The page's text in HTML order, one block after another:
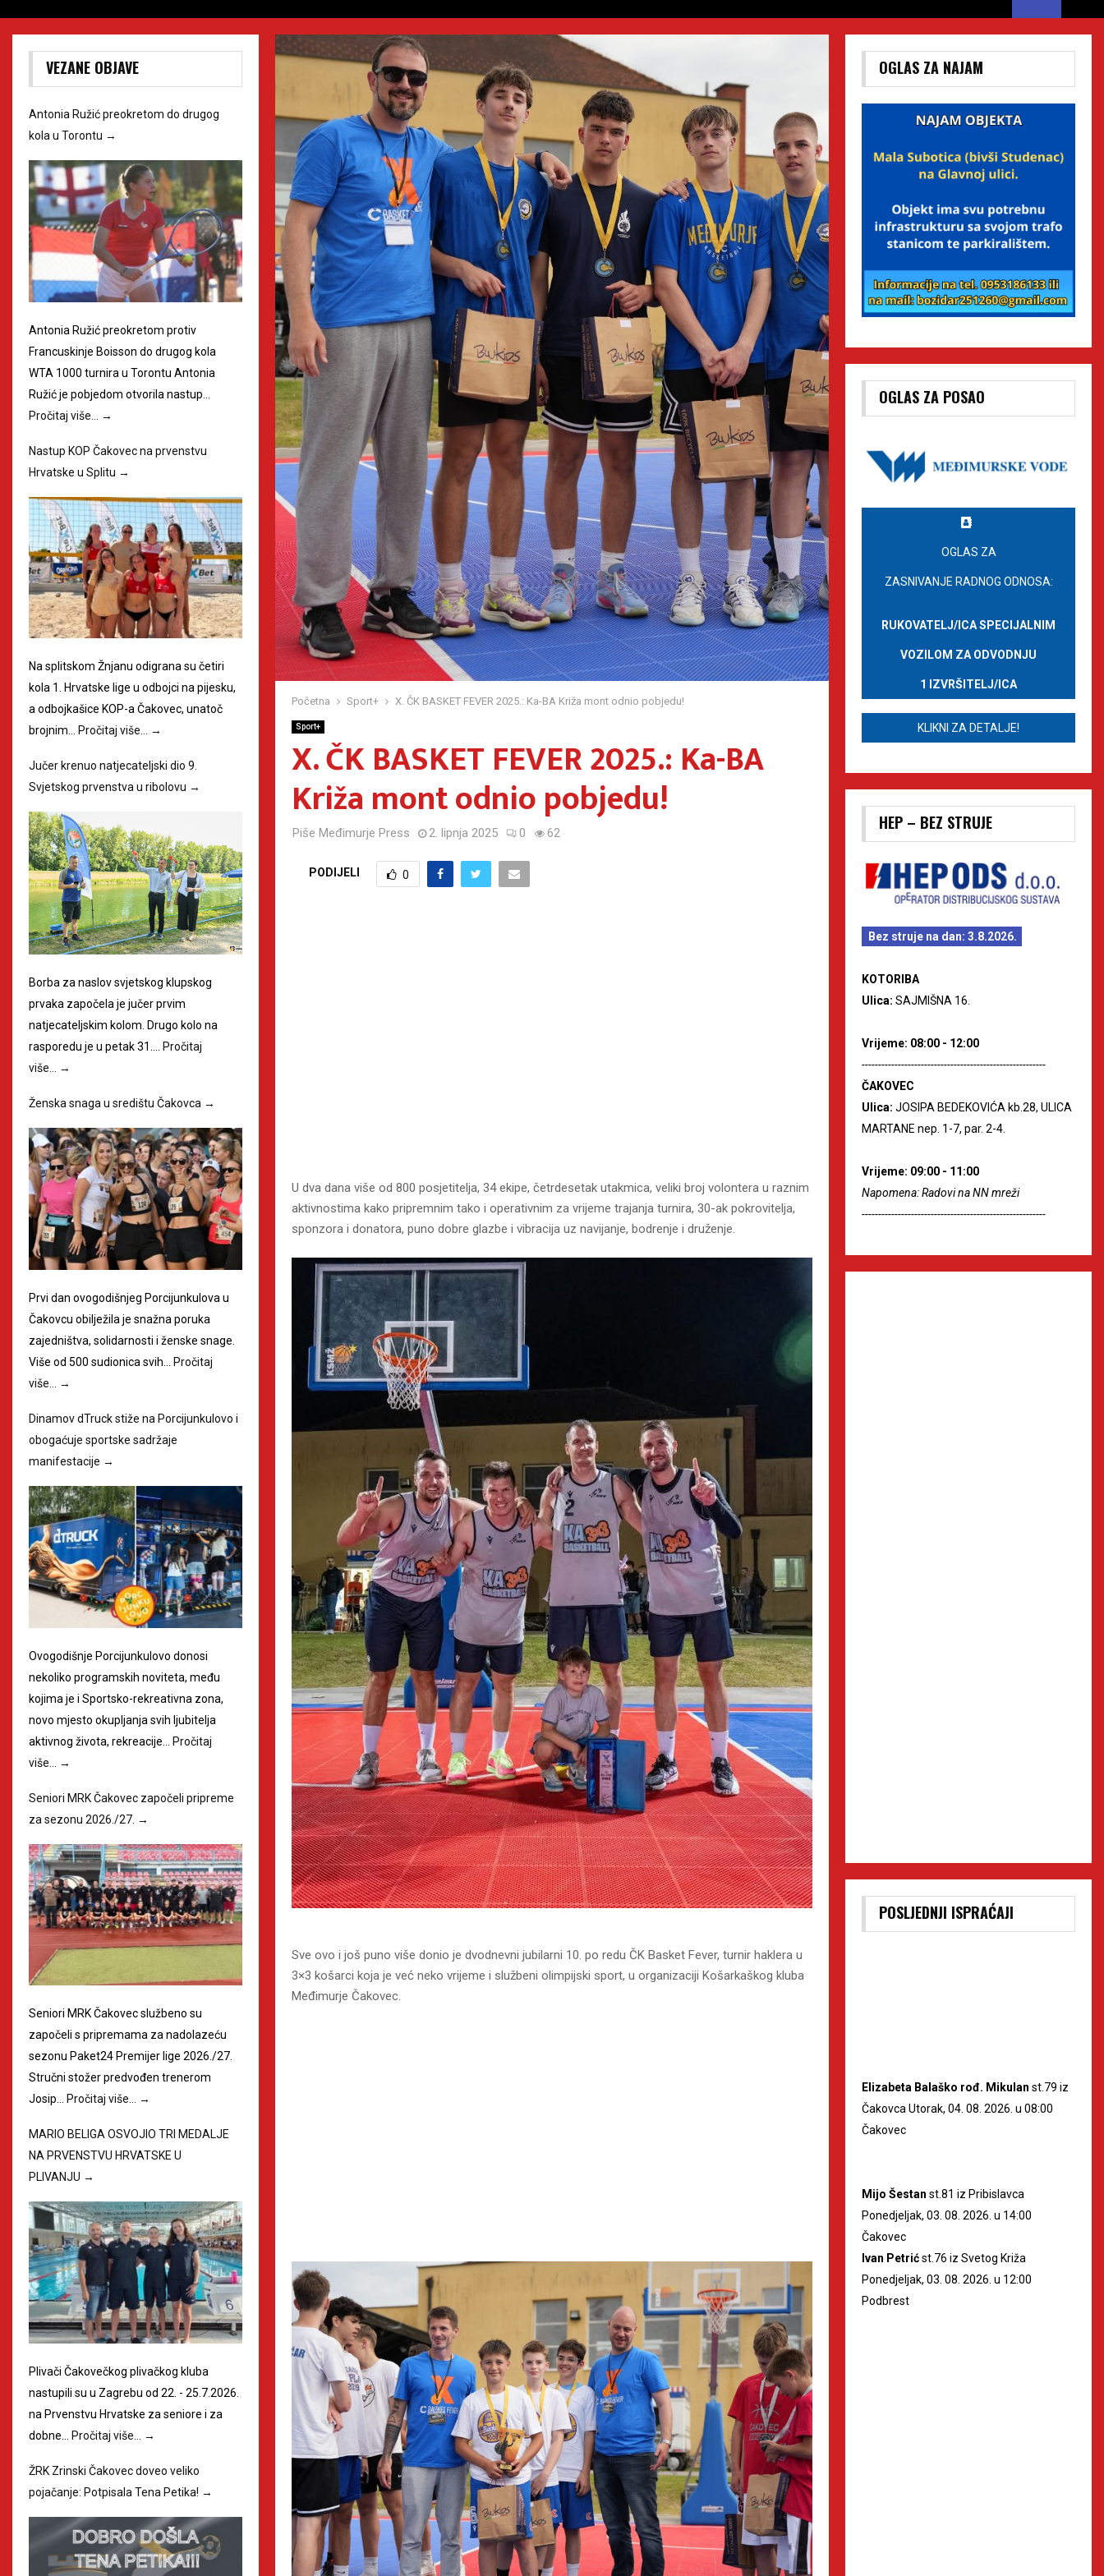
Početna Sport+ X. ČK BASKET FEVER 2025.: Ka-BA Križa mont odnio pobjedu!
Sport+
X. ČK BASKET FEVER 2025.: Ka-BA
Križa mont odnio pobjedu!
Piše Međimurje Press 2. lipnja 2025 0 62
PODIJELI 0
U dva dana više od 800 posjetitelja, 34 ekipe, četrdesetak utakmica, veliki broj volontera u raznim
aktivnostima kako pripremnim tako i operativnim za vrijeme trajanja turnira, 30-ak pokrovitelja,
sponzora i donatora, puno dobre glazbe i vibracija uz navijanje, bodrenje i druženje.
Sve ovo i još puno više donio je dvodnevni jubilarni 10. po redu ČK Basket Fever, turnir haklera u
3×3 košarci koja je već neko vrijeme i službeni olimpijski sport, u organizaciji Košarkaškog kluba
Međimurje Čakovec.
VEZANE OBJAVE
Antonia Ružić preokretom do drugog
kola u Torontu →
Antonia Ružić preokretom protiv
Francuskinje Boisson do drugog kola
WTA 1000 turnira u Torontu Antonia
Ružić je pobjedom otvorila nastup…
Pročitaj više…
→
Nastup KOP Čakovec na prvenstvu
Hrvatske u Splitu →
Na splitskom Žnjanu odigrana su četiri
kola 1. Hrvatske lige u odbojci na pijesku,
a odbojkašice KOP-a Čakovec, unatoč
brojnim… Pročitaj više… →
Jučer krenuo natjecateljski dio 9.
Svjetskog prvenstva u ribolovu →
Borba za naslov svjetskog klupskog
prvaka započela je jučer prvim
natjecateljskim kolom. Drugo kolo na
rasporedu je u petak 31.…
Pročitaj
više…
→
Ženska snaga u središtu Čakovca →
Prvi dan ovogodišnjeg Porcijunkulova u
Čakovcu obilježila je snažna poruka
zajedništva, solidarnosti i ženske snage.
Više od 500 sudionica svih…
Pročitaj
više…
→
Dinamov dTruck stiže na Porcijunkulovo i
obogaćuje sportske sadržaje
manifestacije →
Ovogodišnje Porcijunkulovo donosi
nekoliko programskih noviteta, među
kojima je i Sportsko-rekreativna zona,
novo mjesto okupljanja svih ljubitelja
aktivnog života, rekreacije…
Pročitaj
više…
→
Seniori MRK Čakovec započeli pripreme
za sezonu 2026./27. →
Seniori MRK Čakovec službeno su
započeli s pripremama za nadolazeću
sezonu Paket24 Premijer lige 2026./27.
Stručni stožer predvođen trenerom
Josip… Pročitaj više… →
MARIO BELIGA OSVOJIO TRI MEDALJE
NA PRVENSTVU HRVATSKE U
PLIVANJU →
Plivači Čakovečkog plivačkog kluba
nastupili su u Zagrebu od 22. - 25.7.2026.
na Prvenstvu Hrvatske za seniore i za
dobne…
Pročitaj više… →
ŽRK Zrinski Čakovec doveo veliko
pojačanje: Potpisala Tena Petika! →
OGLAS ZA NAJAM
OGLAS ZA POSAO
OGLAS ZA
ZASNIVANJE RADNOG ODNOSA:
RUKOVATELJ/ICA SPECIJALNIM
VOZILOM ZA ODVODNJU
1 IZVRŠITELJ/ICA
KLIKNI ZA DETALJE!
HEP – BEZ STRUJE
Bez struje na dan: 3.8.2026.
KOTORIBA
Ulica: SAJMIŠNA 16.
Vrijeme: 08:00 - 12:00
--------------------------------------------------------
ČAKOVEC
Ulica: JOSIPA BEDEKOVIĆA kb.28, ULICA
MARTANE nep. 1-7, par. 2-4.
Vrijeme: 09:00 - 11:00
Napomena: Radovi na NN mreži
--------------------------------------------------------
POSLJEDNJI ISPRAĆAJI
Elizabeta Balaško rođ. Mikulan st.79 iz
Čakovca Utorak, 04. 08. 2026. u 08:00
Čakovec
Mijo Šestan st.81 iz Pribislavca
Ponedjeljak, 03. 08. 2026. u 14:00
Čakovec
Ivan Petrićst.76 iz Svetog Križa
Ponedjeljak, 03. 08. 2026. u 12:00
Podbrest